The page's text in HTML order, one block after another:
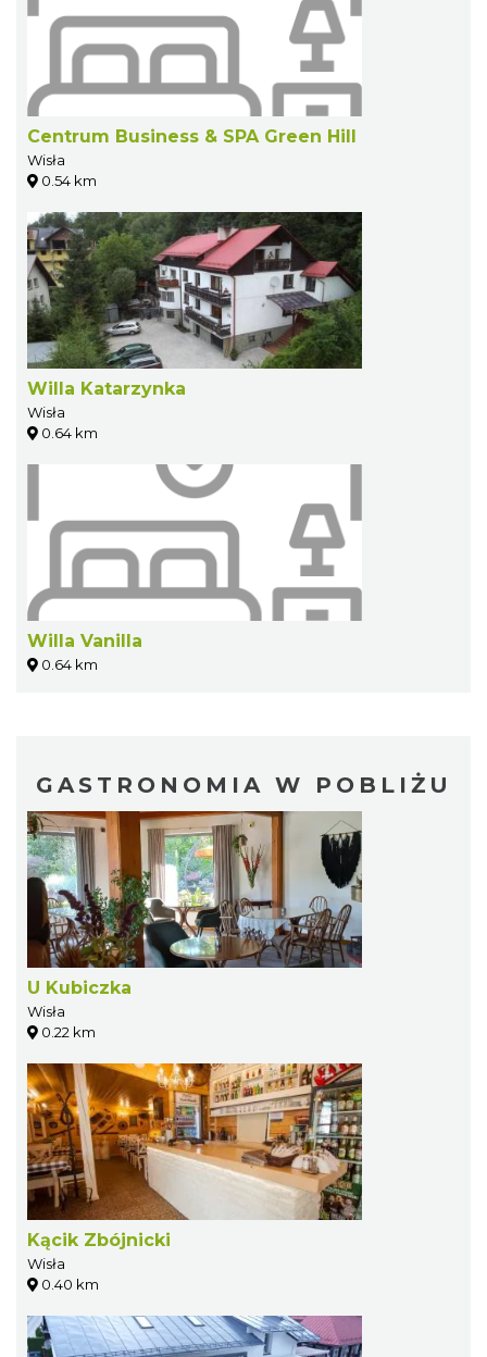
Centrum Business & SPA Green Hill
Wisła
0.54 km
Willa Katarzynka
Wisła
0.64 km
Willa Vanilla
0.64 km
GASTRONOMIA W POBLIŻU
U Kubiczka
Wisła
0.22 km
Kącik Zbójnicki
Wisła
0.40 km